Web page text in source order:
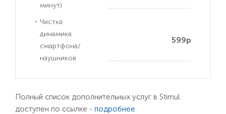
минут)
Чистка
динамика
смартфона/
наушников
599р
Полный список дополнительных услуг в Stimul
доступен по ссылке - подробнее